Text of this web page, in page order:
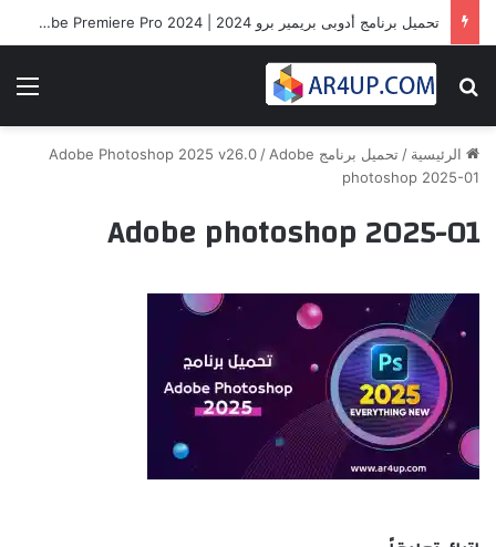
تحميل برنامج أدوبى بريمير برو 2024 | Adobe Premiere Pro 2024
بحث عن
الرئيسية / تحميل برنامج Adobe Photoshop 2025 v26.0 / Adobe
photoshop 2025-01
Adobe photoshop 2025-01